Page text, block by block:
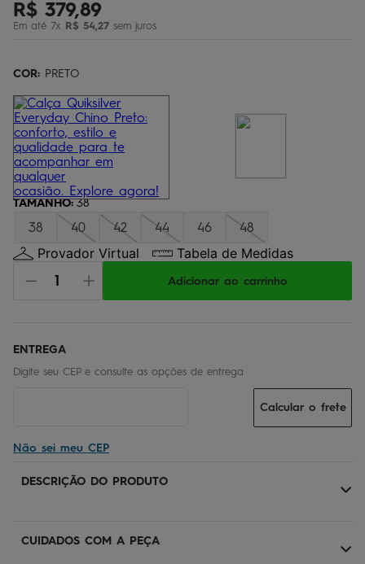
R$ 379,89
Em até 7x R$ 54,27 sem juros
COR: PRETO
TAMANHO: 38
38 40 42 44 46 48
Provador Virtual Tabela de Medidas
Adicionar ao carrinho
Não sei meu CEP
Calcular o frete
DESCRIÇÃO DO PRODUTO
CUIDADOS COM A PEÇA
5º bermuda
7 º jaqueta
8º boardshort
9º chinelo
10º calça